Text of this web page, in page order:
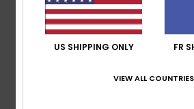
5
US SHIPPING ONLY FR
VIEW ALL COUNTRIES